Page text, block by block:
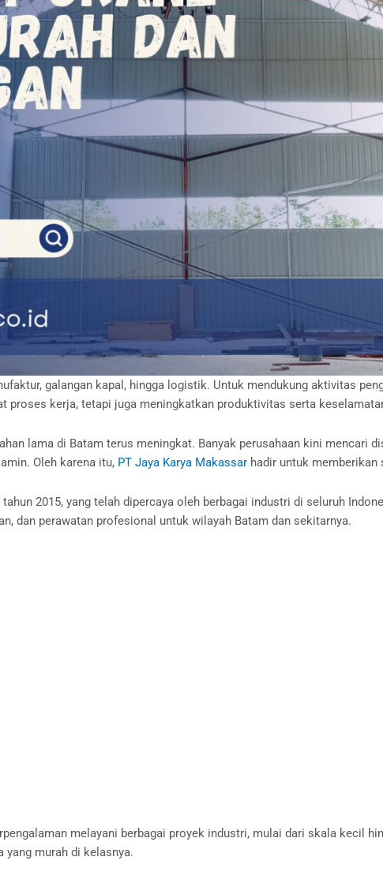
galangan kapal, hingga logistik. Untuk mendukung aktivitas
kerja, tetapi juga meningkatkan produktivitas serta
lama di Batam terus meningkat. Banyak perusahaan kini mencari
Oleh karena itu, PT Jaya Karya Makassar hadir untuk memberikan
2015, yang telah dipercaya oleh berbagai industri di seluruh
dan perawatan profesional untuk wilayah Batam dan sekitarnya.
melayani berbagai proyek industri, mulai dari skala kecil
yang murah di kelasnya.